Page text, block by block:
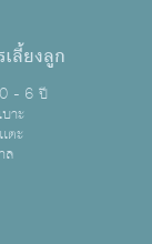
ลี้ยงลูก
- 6 ปี
าะ
ตะ
ล